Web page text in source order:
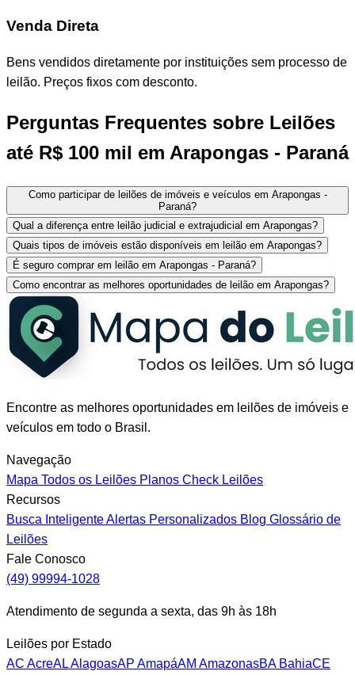
Venda Direta
Bens vendidos diretamente por instituições sem processo de
leilão. Preços fixos com desconto.
Perguntas Frequentes sobre Leilões
até R$ 100 mil em Arapongas - Paraná
Como participar de leilões de imóveis e veículos em Arapongas -
Paraná?
Qual a diferença entre leilão judicial e extrajudicial em Arapongas?
Quais tipos de imóveis estão disponíveis em leilão em Arapongas?
É seguro comprar em leilão em Arapongas - Paraná?
Como encontrar as melhores oportunidades de leilão em Arapongas?
Encontre as melhores oportunidades em leilões de imóveis e
veículos em todo o Brasil.
Navegação
Mapa Todos os Leilões Planos Check Leilões
Recursos
Busca InteligenteAlertas Personalizados Blog Glossário de
Leilões
Fale Conosco
(49) 99994-1028
Atendimento de segunda a sexta, das 9h às 18h
Leilões por Estado
AC AcreALAlagoasAP AmapáAM AmazonasBABahiaCE